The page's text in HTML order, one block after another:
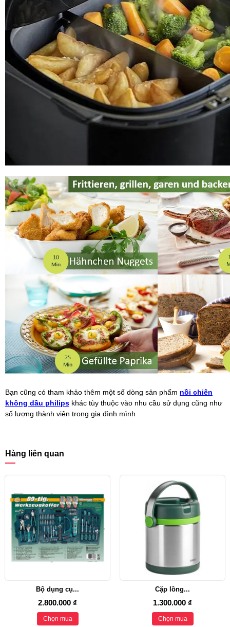
Bạn cũng có tham khảo thêm một số dòng sản phẩm nồi chiên
không dầu philips khác tùy thuộc vào nhu cầu sử dụng cũng như
số lượng thành viên trong gia đình mình
Hàng liên quan
Bộ dụng cụ...
2.800.000 ₫
Chọn mua
Cặp lồng...
1.300.000 ₫
Chọn mua